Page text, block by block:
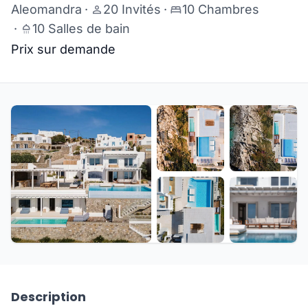
Aleomandra · 20 Invités ·
10 Chambres
·
10 Salles de bain
Prix sur demande
Description